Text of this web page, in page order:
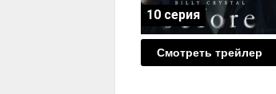
Смотреть трейлер
10 серия